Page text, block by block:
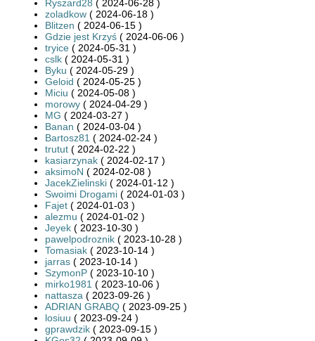
Ryszard28 ( 2024-06-28 )
zoladkow ( 2024-06-18 )
Blitzen ( 2024-06-15 )
Gdzie jest Krzyś ( 2024-06-06 )
tryice ( 2024-05-31 )
cslk ( 2024-05-31 )
Byku ( 2024-05-29 )
Geloid ( 2024-05-25 )
Miciu ( 2024-05-08 )
morowy ( 2024-04-29 )
MG ( 2024-03-27 )
Banan ( 2024-03-04 )
Bartosz81 ( 2024-02-24 )
trutut ( 2024-02-22 )
kasiarzynak ( 2024-02-17 )
aksimoN ( 2024-02-08 )
JacekZielinski ( 2024-01-12 )
Swoimi Drogami ( 2024-01-03 )
Fajet ( 2024-01-03 )
alezmu ( 2024-01-02 )
Jeyek ( 2023-10-30 )
pawelpodroznik ( 2023-10-28 )
Tomasiak ( 2023-10-14 )
jarras ( 2023-10-14 )
SzymonP ( 2023-10-10 )
mirko1981 ( 2023-10-06 )
nattasza ( 2023-09-26 )
ADRIAN GRABQ ( 2023-09-25 )
losiuu ( 2023-09-24 )
gprawdzik ( 2023-09-15 )